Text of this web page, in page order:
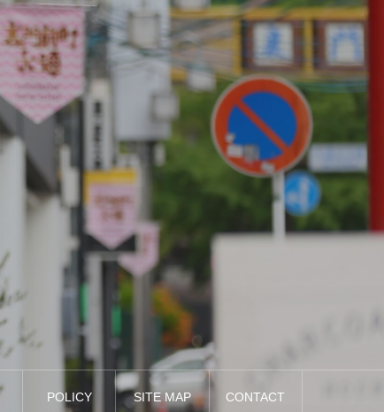
POLICY SITE MAP CONTACT